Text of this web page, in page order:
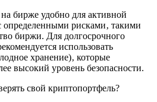
бирже удобно для активной
определенными рисками‚ такими
биржи. Для долгосрочного
использовать
хранение)‚ которые
высокий уровень безопасности.
свой криптопортфель?